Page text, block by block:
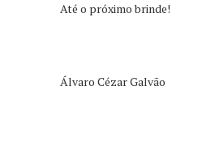
Até o próximo brinde!
Álvaro Cézar Galvão